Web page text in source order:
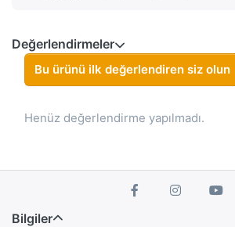
Değerlendirmeler
Bu ürünü ilk değerlendiren siz olun
Henüz değerlendirme yapılmadı.
Bilgiler